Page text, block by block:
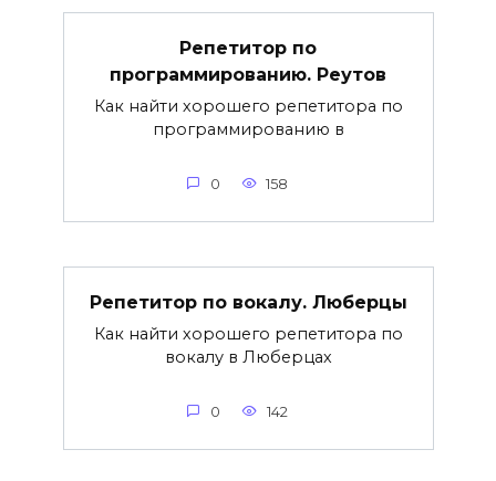
Репетитор по
программированию. Реутов
Как найти хорошего репетитора по
программированию в
0 158
Репетитор по вокалу. Люберцы
Как найти хорошего репетитора по
вокалу в Люберцах
0 142